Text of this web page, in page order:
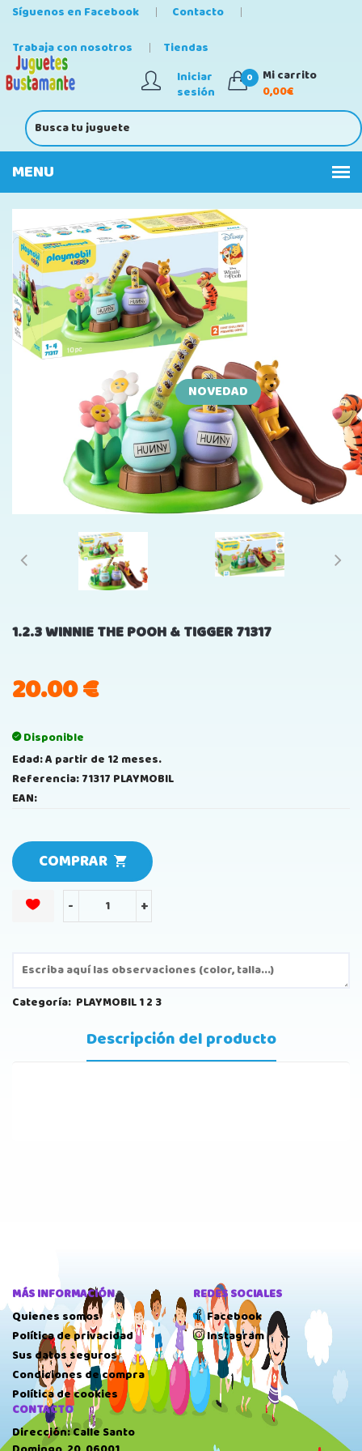
Síguenos en Facebook
Contacto
Trabaja con nosotros
Tiendas
Iniciar
sesión
0
Mi carrito
0,00€
NOVEDAD
1.2.3 WINNIE THE POOH & TIGGER 71317
20.00€
Disponible
Edad: A partir de 12 meses.
Referencia: 71317 PLAYMOBIL
EAN:
COMPRAR
- +
Categoría: PLAYMOBIL 1 2 3
Descripción del producto
MÁS INFORMACIÓN
Quienes somos
Política de privacidad
Sus datos seguros
Condiciones de compra
Política de cookies
REDES SOCIALES
Facebook
Instagram
CONTACTO
Dirección: Calle Santo